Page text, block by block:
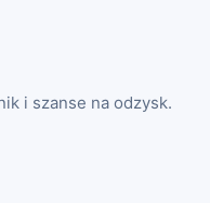
i szanse na odzysk.